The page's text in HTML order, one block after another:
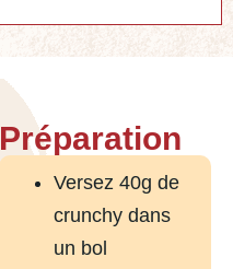
Préparation
Versez 40g de
crunchy dans
un bol